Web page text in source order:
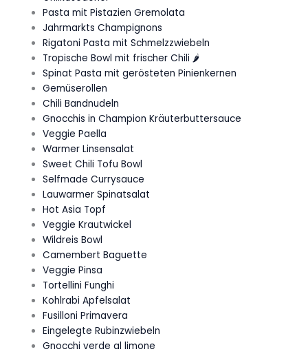
Pasta mit Pistazien Gremolata
Jahrmarkts Champignons
Rigatoni Pasta mit Schmelzzwiebeln
Tropische Bowl mit frischer Chili 🌶️
Spinat Pasta mit gerösteten Pinienkernen
Gemüserollen
Chili Bandnudeln
Gnocchis in Champion Kräuterbuttersauce
Veggie Paella
Warmer Linsensalat
Sweet Chili Tofu Bowl
Selfmade Currysauce
Lauwarmer Spinatsalat
Hot Asia Topf
Veggie Krautwickel
Wildreis Bowl
Camembert Baguette
Veggie Pinsa
Tortellini Funghi
Kohlrabi Apfelsalat
Fusilloni Primavera
Eingelegte Rubinzwiebeln
Gnocchi verde al limone